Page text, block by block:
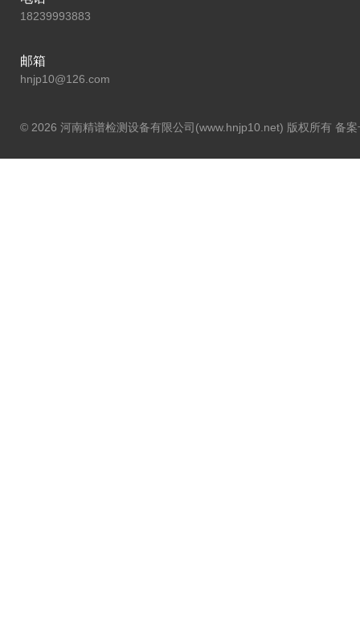
18239993883
邮箱
hnjp10@126.com
© 2026 河南精谱检测设备有限公司(www.hnjp10.net) 版权所有 备案